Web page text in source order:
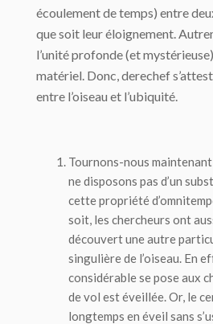
écoulement de temps) entre
que soit leur éloignement.
l’unité profonde (et
matériel. Donc, derechef
entre l’oiseau et l’ubiquité.
Tournons-nous
ne disposons pas d’un
cette propriété
soit, les chercheurs ont
découvert une autre
singulière de l’oiseau. En
considérable se pose aux
de vol est éveillée. Or, le
longtemps en éveil sans